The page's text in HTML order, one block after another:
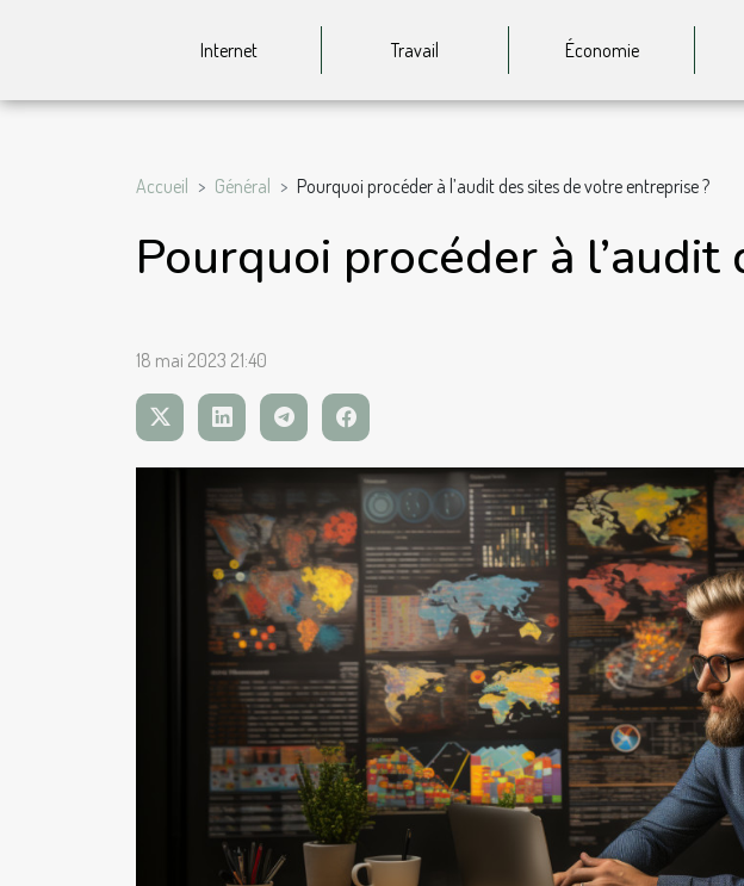
Internet Travail Économie
Accueil Général Pourquoi procéder à l’audit des sites de votre entreprise ?
Pourquoi procéder à
18 mai 2023 21:40